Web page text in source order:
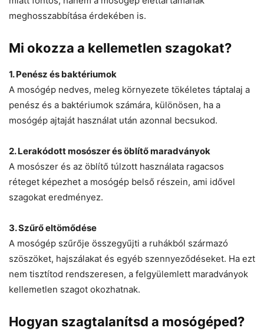
meghosszabbítása érdekében is.
Mi okozza a kellemetlen szagokat?
1. Penész és baktériumok
A mosógép nedves, meleg környezete tökéletes táptalaj a
penész és a baktériumok számára, különösen, ha a
mosógép ajtaját használat után azonnal becsukod.
2. Lerakódott mosószer és öblítő maradványok
A mosószer és az öblítő túlzott használata ragacsos
réteget képezhet a mosógép belső részein, ami idővel
szagokat eredményez.
3. Szűrő eltömődése
A mosógép szűrője összegyűjti a ruhákból származó
szöszöket, hajszálakat és egyéb szennyeződéseket. Ha ezt
nem tisztítod rendszeresen, a felgyülemlett maradványok
kellemetlen szagot okozhatnak.
Hogyan szagtalanítsd a mosógéped?